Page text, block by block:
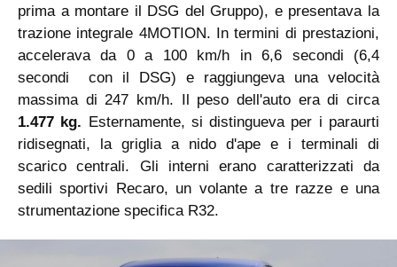
prima a montare il DSG del Gruppo), e presentava la
trazione integrale 4MOTION. In termini di prestazioni,
accelerava da 0 a 100 km/h in 6,6 secondi (6,4
secondi con il DSG) e raggiungeva una velocità
massima di 247 km/h. Il peso dell'auto era di circa
1.477 kg. Esternamente, si distingueva per i paraurti
ridisegnati, la griglia a nido d'ape e i terminali di
scarico centrali. Gli interni erano caratterizzati da
sedili sportivi Recaro, un volante a tre razze e una
strumentazione specifica R32.